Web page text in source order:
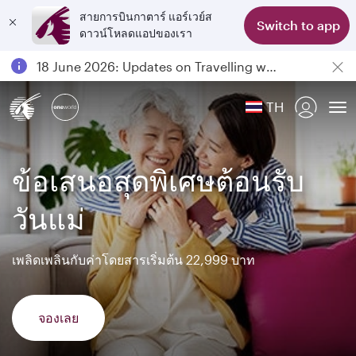
สายการบินกาตาร์ แอร์เวย์ส
ดาวน์โหลดแอปของเรา
Switch to app
Passengers flying between Doha and Auckland on QR914 and QR915
18 June 2026: Updates on Travelling with Power Banks
Qatar Airways Expands Global Network to over 160 Destinations
TH
ข้อเสนอสุดพิเศษต้อนรับ
วันแม่
เพลิดเพลินกับค่าโดยสารเริ่มต้น 22,999 บาท
จองเลย